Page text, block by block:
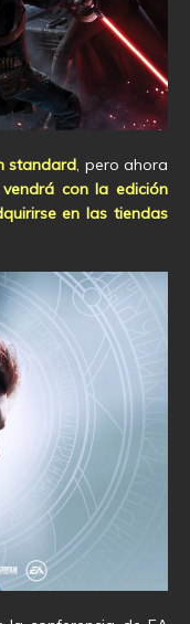
standard, pero ahora
con la edición
en las tiendas